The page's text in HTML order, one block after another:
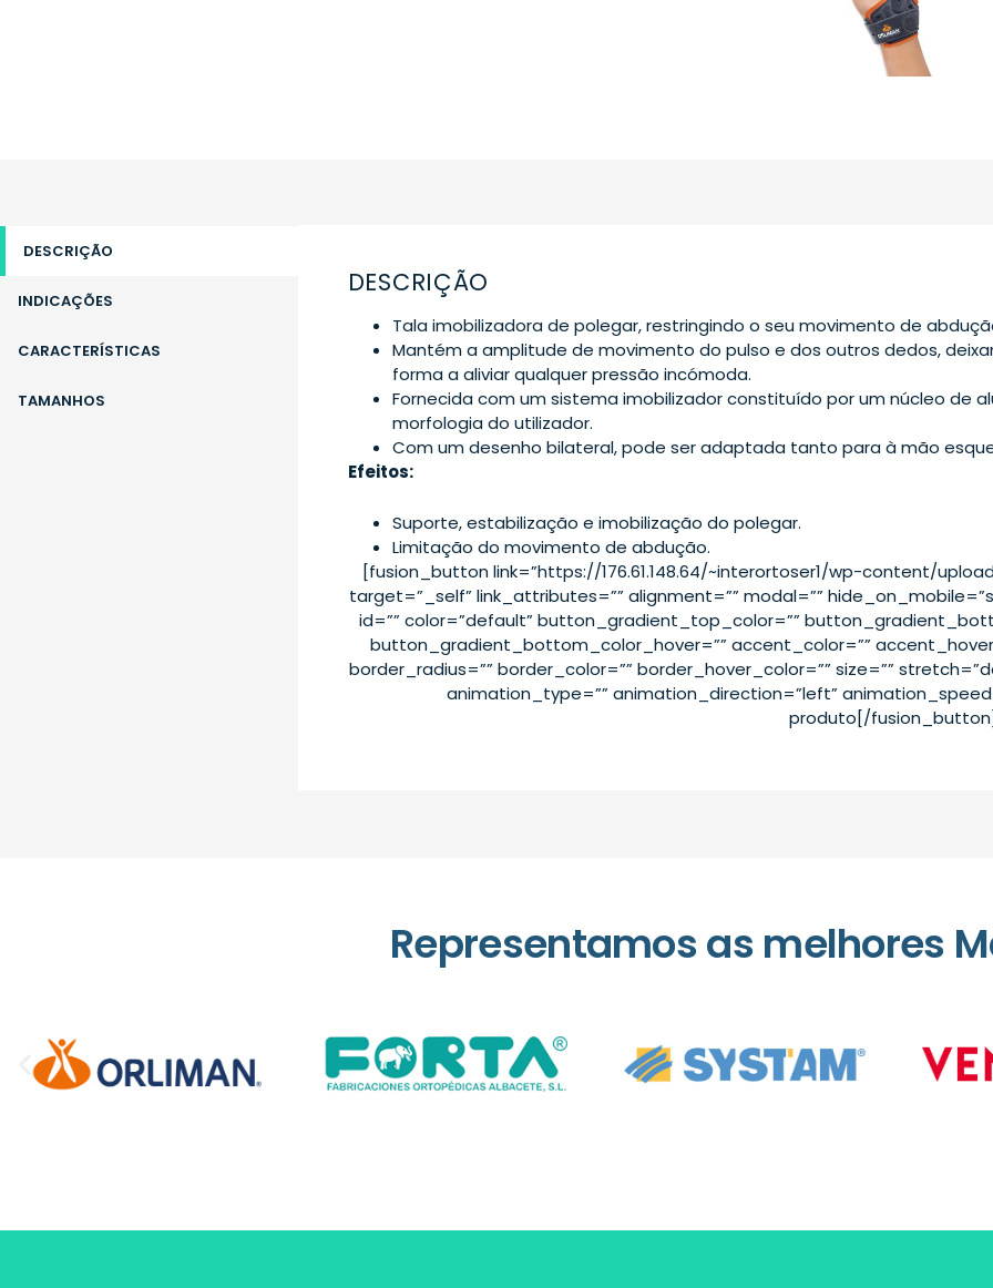
DESCRIÇÃO
INDICAÇÕES
CARACTERÍSTICAS
TAMANHOS
DESCRIÇÃO
Tala imobilizadora de polegar, restringindo o seu movimento de
Mantém a amplitude de movimento do pulso e dos outros dedos,
forma a aliviar qualquer pressão incómoda.
Fornecida com um sistema imobilizador constituído por um núcleo de
morfologia do utilizador.
Com um desenho bilateral, pode ser adaptada tanto para à mão
Efeitos:
Suporte, estabilização e imobilização do polegar.
Limitação do movimento de abdução.
[fusion_button link=”https://176.61.148.64/~interortoser1/wp-content/
target=”_self” link_attributes=”” alignment=”” modal=””
id=”” color=”default” button_gradient_top_color=””
button_gradient_bottom_color_hover=”” accent_color=””
border_radius=”” border_color=”” border_hover_color=”” size=””
animation_type=”” animation_direction=”left”
produto[/fusion_button]
Representamos as melhores